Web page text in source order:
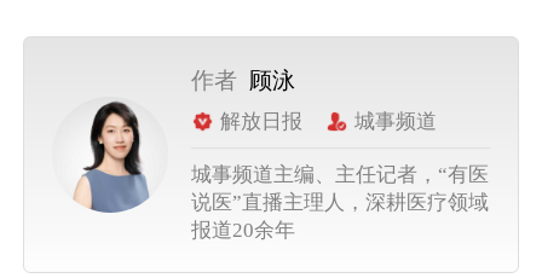
作者 顾泳
解放日报 城事频道
城事频道主编、主任记者，“有医
说医”直播主理人，深耕医疗领域
报道20余年